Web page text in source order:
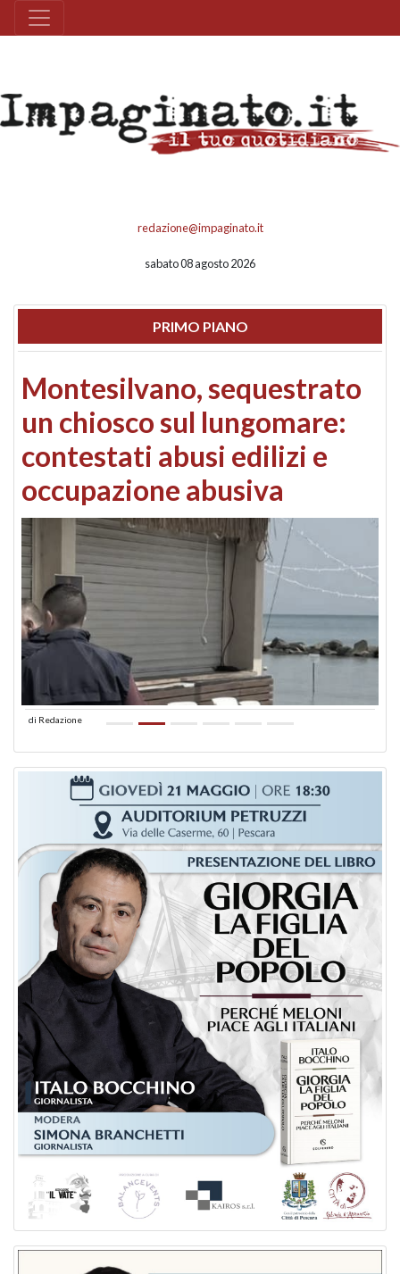
redazione@impaginato.it
sabato 08 agosto 2026
PRIMO PIANO
Montesilvano, sequestrato
un chiosco sul lungomare:
contestati abusi edilizi e
occupazione abusiva
di Redazione